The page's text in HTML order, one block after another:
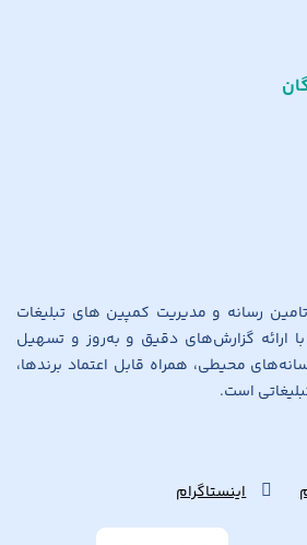
رسانه و مدیریت کمپین های تبلیغات
ارائه گزارش‌های دقیق و به‌روز و تسهیل
محیطی، همراه قابل اعتماد برندها،
است.
اینستاگرام